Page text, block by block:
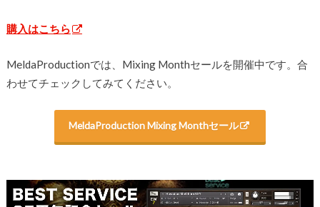
購入はこちら
MeldaProductionでは、Mixing Monthセールを開催中です。合
わせてチェックしてみてください。
MeldaProduction Mixing Monthセール